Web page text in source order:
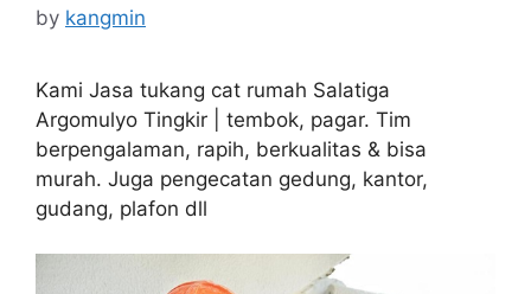
by kangmin
Kami Jasa tukang cat rumah Salatiga
Argomulyo Tingkir | tembok, pagar. Tim
berpengalaman, rapih, berkualitas & bisa
murah. Juga pengecatan gedung, kantor,
gudang, plafon dll